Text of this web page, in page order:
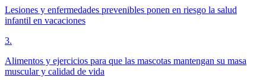
Lesiones y enfermedades prevenibles ponen en riesgo la salud
infantil en vacaciones
3.
Alimentos y ejercicios para que las mascotas mantengan su masa
muscular y calidad de vida